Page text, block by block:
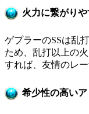
火力に繋がりや
ゲプラーのSSは乱
ため、乱打以上の
すれば、友情のレ
希少性の高いア